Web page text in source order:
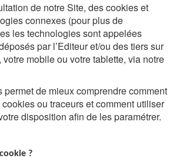
de notre Site, des cookies et
connexes (pour plus de
les technologies sont appelées
par l’Editeur et/ou des tiers sur
votre mobile ou votre tablette, via notre
permet de mieux comprendre comment
ou traceurs et comment utiliser
disposition afin de les paramétrer.
?